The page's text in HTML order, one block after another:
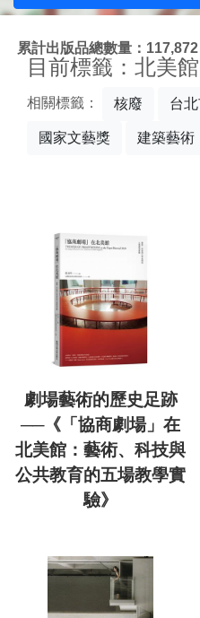
累計出版品總數量：117,872
目前標籤：北美館
相關標籤： 核廢 台
國家文藝獎 建築藝術
劇場藝術的歷史足跡
──《「協商劇場」在
北美館：藝術、科技與
公共教育的五場教學實
驗》